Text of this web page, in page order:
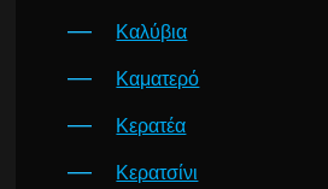
Καλύβια
Καματερό
Κερατέα
Κερατσίνι